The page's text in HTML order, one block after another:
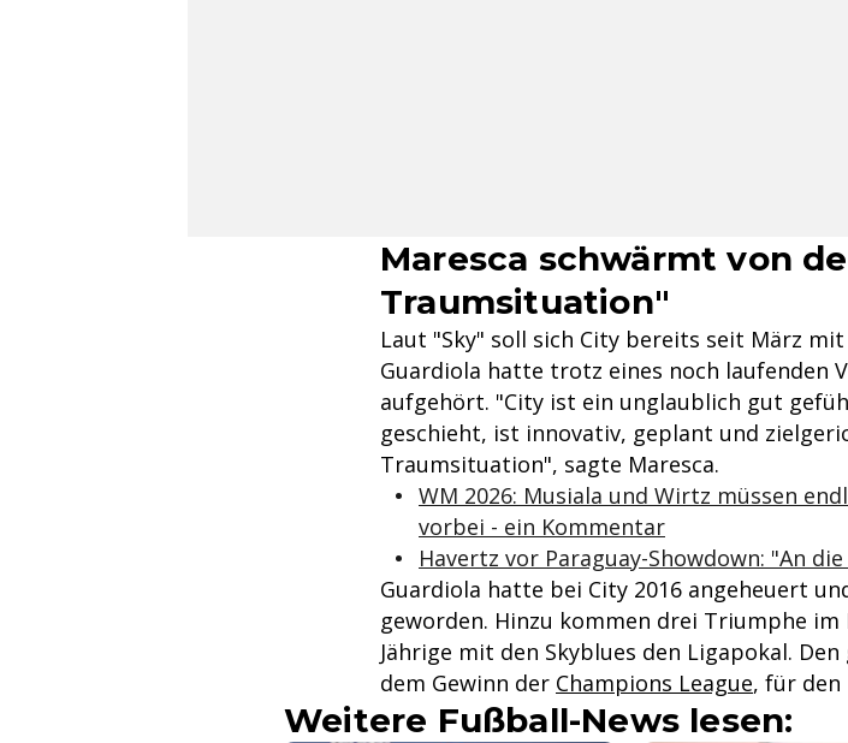
Maresca schwärmt von
Traumsituation"
Laut "Sky" soll sich City bereits seit März
Guardiola hatte trotz eines noch laufenden
aufgehört. "City ist ein unglaublich gut
geschieht, ist innovativ, geplant und
Traumsituation", sagte Maresca.
WM 2026: Musiala und Wirtz müssen
vorbei - ein Kommentar
Havertz vor Paraguay-Showdown: "An
Guardiola hatte bei City 2016 angeheuert
geworden. Hinzu kommen drei Triumphe im
Jährige mit den Skyblues den Ligapokal.
dem Gewinn der Champions League, für den
Weitere Fußball-News lesen: